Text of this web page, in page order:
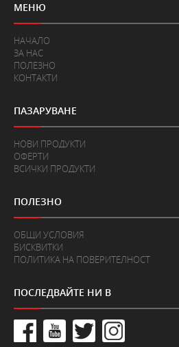
МЕНЮ
НАЧАЛО
ЗА НАС
ПОЛЕЗНО
КОНТАКТИ
ПАЗАРУВАНЕ
НОВИ ПРОДУКТИ
ОФЕРТИ
ВСИЧКИ ПРОДУКТИ
ПОЛЕЗНО
ОБЩИ УСЛОВИЯ
БИСКВИТКИ
ПОЛИТИКА НА ПОВЕРИТЕЛНОСТ
ПОСЛЕДВАЙТЕ НИ В